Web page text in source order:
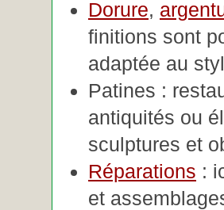
Dorure,
finitions sont
adaptée au
Patines :
antiquités ou
sculptures et
Réparations :
et